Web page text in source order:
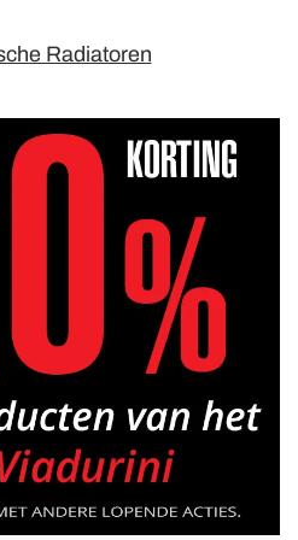
Radiatoren